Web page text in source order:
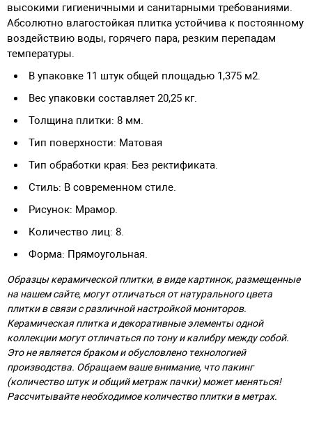
высокими гигиеничными и санитарными требованиями.
Абсолютно влагостойкая плитка устойчива к постоянному
воздействию воды, горячего пара, резким перепадам
температуры.
В упаковке 11 штук общей площадью 1,375 м2.
Вес упаковки составляет 20,25 кг.
Толщина плитки: 8 мм.
Тип поверхности: Матовая
Тип обработки края: Без ректификата.
Стиль: В современном стиле.
Рисунок: Мрамор.
Количество лиц: 8.
Форма: Прямоугольная.
Образцы керамической плитки, в виде картинок, размещенные
на нашем сайте, могут отличаться от натурального цвета
плитки в связи с различной настройкой мониторов.
Керамическая плитка и декоративные элементы одной
коллекции могут отличаться по тону и калибру между собой.
Это не является браком и обусловлено технологией
производства. Обращаем ваше внимание, что пакинг
(количество штук и общий метраж пачки) может меняться!
Рассчитывайте необходимое количество плитки в метрах.